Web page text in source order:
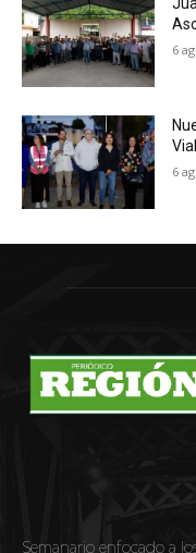
6
6
Semanario enfocado a